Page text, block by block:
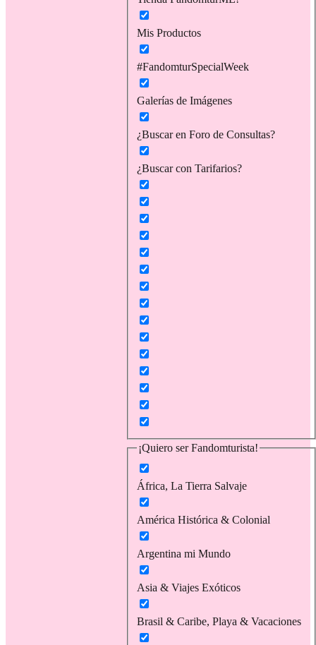
Mis Productos
#FandomturSpecialWeek
Galerías de Imágenes
¿Buscar en Foro de Consultas?
¿Buscar con Tarifarios?
¡Quiero ser Fandomturista!
África, La Tierra Salvaje
América Histórica & Colonial
Argentina mi Mundo
Asia & Viajes Exóticos
Brasil & Caribe, Playa & Vacaciones